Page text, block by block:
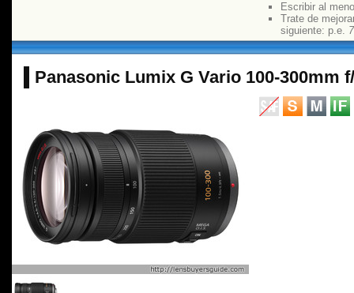
Escribir al
Trate de
siguiente: p.e.
Panasonic Lumix G Vario 100-300mm